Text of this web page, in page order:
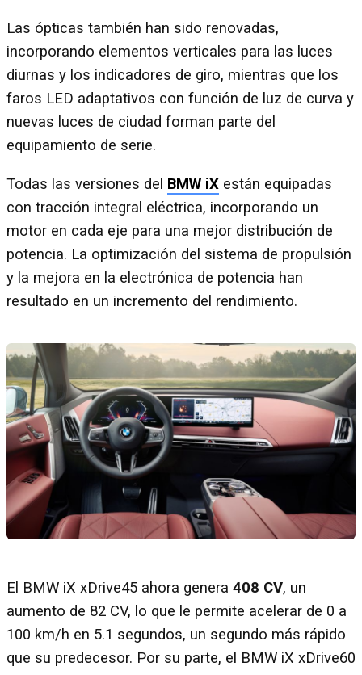
Las ópticas también han sido renovadas,
incorporando elementos verticales para las luces
diurnas y los indicadores de giro, mientras que los
faros LED adaptativos con función de luz de curva y
nuevas luces de ciudad forman parte del
equipamiento de serie.
Todas las versiones del BMW iX están equipadas
con tracción integral eléctrica, incorporando un
motor en cada eje para una mejor distribución de
potencia. La optimización del sistema de propulsión
y la mejora en la electrónica de potencia han
resultado en un incremento del rendimiento.
El BMW iX xDrive45 ahora genera 408 CV, un
aumento de 82 CV, lo que le permite acelerar de 0 a
100 km/h en 5.1 segundos, un segundo más rápido
que su predecesor. Por su parte, el BMW iX xDrive60